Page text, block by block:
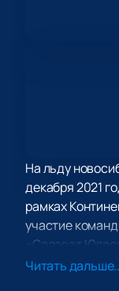
На льду
декабря 2021
рамках
участие
«Салават
ХК «Сибирь» -
Читать